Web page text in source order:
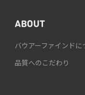
ABOUT
バウアーファインドに
品質へのこだわり